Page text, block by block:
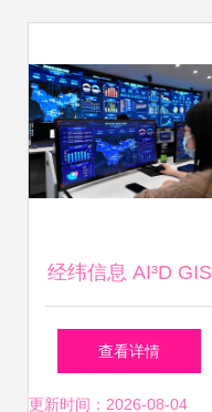
经纬信息 AI³D GIS
三维引擎第一股，
赋能数字能源与运
查看详情
更新时间：2026-08-04